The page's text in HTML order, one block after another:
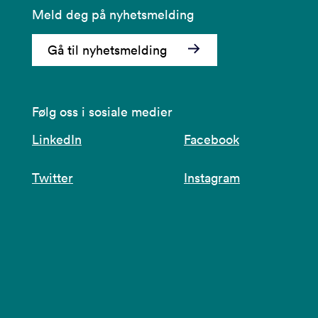
Meld deg på nyhetsmelding
Gå til nyhetsmelding
Følg oss i sosiale medier
LinkedIn
Facebook
Twitter Instagram